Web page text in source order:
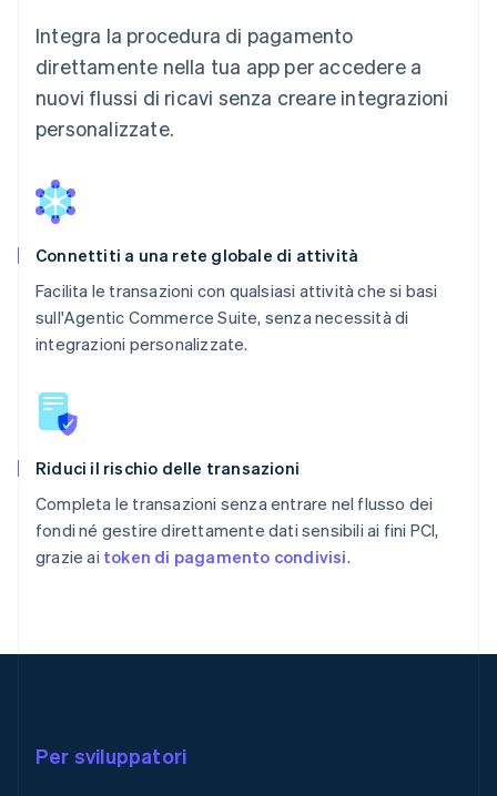
Integra la procedura di pagamento
direttamente nella tua app per accedere a
nuovi flussi di ricavi senza creare integrazioni
personalizzate.
Connettiti a una rete globale di attività
Facilita le transazioni con qualsiasi attività che si basi
sull'Agentic Commerce Suite, senza necessità di
integrazioni personalizzate.
Riduci il rischio delle transazioni
Completa le transazioni senza entrare nel flusso dei
fondi né gestire direttamente dati sensibili ai fini PCI,
grazie ai token di pagamento condivisi.
Per sviluppatori